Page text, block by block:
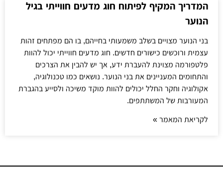
המדריך המקיף לפיתוח חוג מדעים חווייתי בגיל
הנוער
בני הנוער מצויים בשלב משמעותי בחייהם, בו הם מפתחים זהות
עצמית ורוכשים כישורים חדשים. חוג מדעים חווייתי יכול להוות
פלטפורמה מצוינת להעברת ידע, אך יש להבין את הצרכים
והתחומים המעניינים את בני הנוער. נושאים כמו טכנולוגיה,
אקולוגיה וחקר החלל יכולים להוות מוקד משיכה ולסייע בהגברת
המעורבות של המשתתפים.
לקריאת המאמר »